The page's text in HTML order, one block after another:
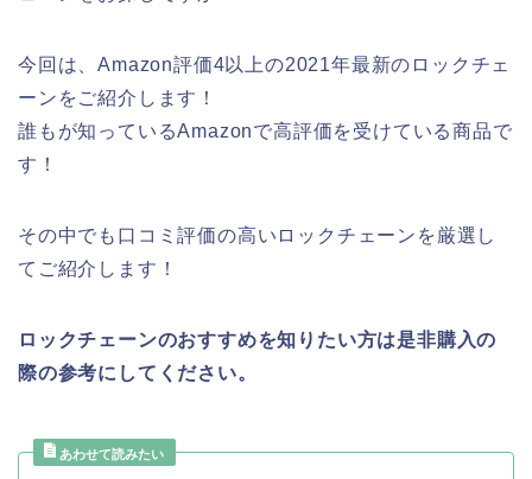
今回は、Amazon評価4以上の2021年最新のロックチェ
ーンをご紹介します！
誰もが知っているAmazonで高評価を受けている商品で
す！
その中でも口コミ評価の高いロックチェーンを厳選し
てご紹介します！
ロックチェーンのおすすめを知りたい方は是非購入の
際の参考にしてください。